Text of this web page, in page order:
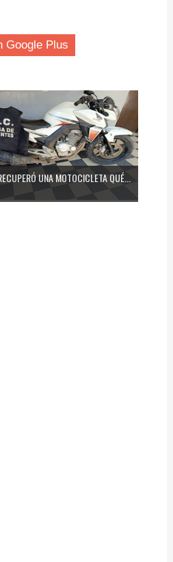
Google Plus
UNA MOTOCICLETA QUÉ...